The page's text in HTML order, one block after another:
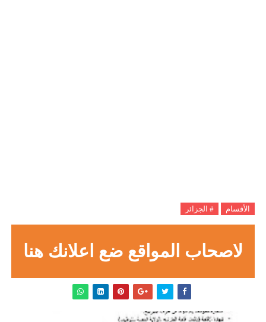
الأقسام # الجزائر
لاصحاب المواقع ضع اعلانك هنا